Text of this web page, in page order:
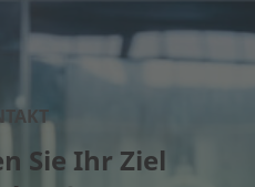
Sie Ihr Ziel